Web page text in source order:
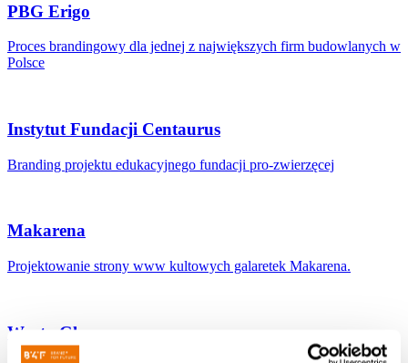
PBG Erigo
Proces brandingowy dla jednej z największych firm budowlanych w
Polsce
Instytut Fundacji Centaurus
Branding projektu edukacyjnego fundacji pro-zwierzęcej
Makarena
Projektowanie strony www kultowych galaretek Makarena.
Warta Glass